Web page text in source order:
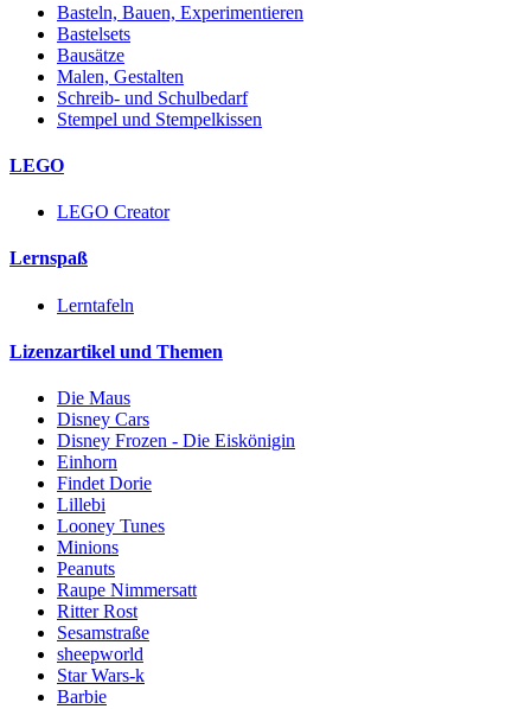
Basteln, Bauen, Experimentieren
Bastelsets
Bausätze
Malen, Gestalten
Schreib- und Schulbedarf
Stempel und Stempelkissen
LEGO
LEGO Creator
Lernspaß
Lerntafeln
Lizenzartikel und Themen
Die Maus
Disney Cars
Disney Frozen - Die Eiskönigin
Einhorn
Findet Dorie
Lillebi
Looney Tunes
Minions
Peanuts
Raupe Nimmersatt
Ritter Rost
Sesamstraße
sheepworld
Star Wars-k
Barbie